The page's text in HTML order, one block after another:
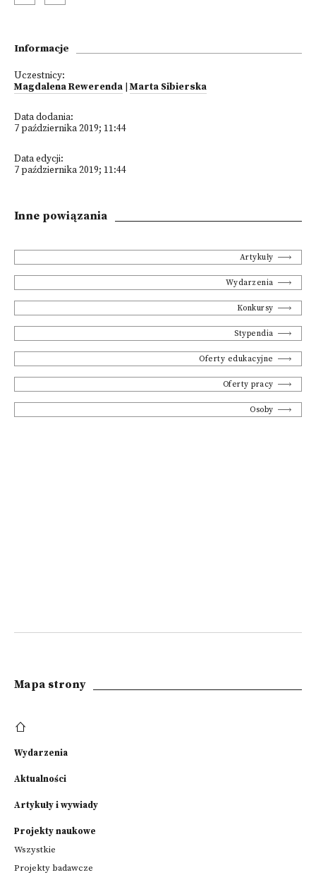
Informacje
Uczestnicy:
Magdalena Rewerenda |Marta Sibierska
Data dodania:
7 października 2019; 11:44
Data edycji:
7 października 2019; 11:44
Inne powiązania
Artykuły
Wydarzenia
Konkursy
Stypendia
Oferty edukacyjne
Oferty pracy
Osoby
Mapa strony
Wydarzenia
Aktualności
Artykuły i wywiady
Projekty naukowe
Wszystkie
Projekty badawcze